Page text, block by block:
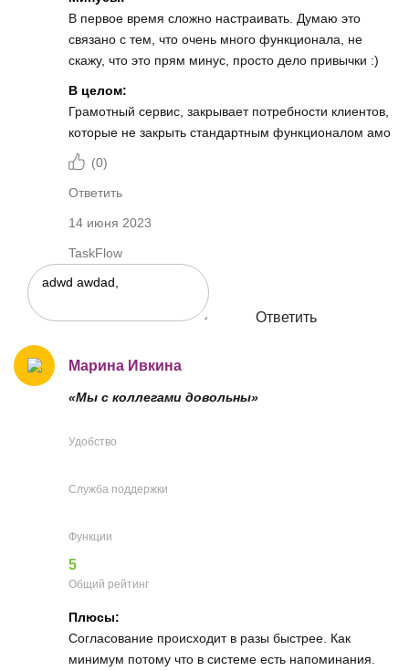
В первое время сложно настраивать. Думаю это
связано с тем, что очень много функционала, не
скажу, что это прям минус, просто дело привычки :)
В целом:
Грамотный сервис, закрывает потребности клиентов,
которые не закрыть стандартным функционалом амо
(0)
Ответить
14 июня 2023
TaskFlow
Ответить
Марина Ивкина
«Мы с коллегами довольны»
Удобство
Служба поддержки
Функции
5
Общий рейтинг
Плюсы:
Согласование происходит в разы быстрее. Как
минимум потому что в системе есть напоминания.